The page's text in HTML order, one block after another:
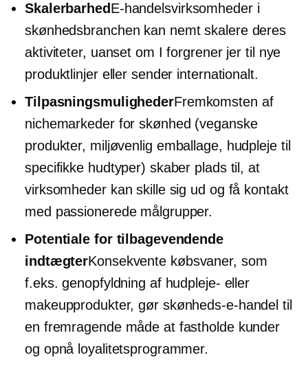
SkalerbarhedE-handelsvirksomheder i
skønhedsbranchen kan nemt skalere deres
aktiviteter, uanset om I forgrener jer til nye
produktlinjer eller sender internationalt.
TilpasningsmulighederFremkomsten af ​​
nichemarkeder for skønhed (veganske
produkter, miljøvenlig emballage, hudpleje til
specifikke hudtyper) skaber plads til, at
virksomheder kan skille sig ud og få kontakt
med passionerede målgrupper.
Potentiale for tilbagevendende
indtægterKonsekvente købsvaner, som
f.eks. genopfyldning af hudpleje- eller
makeupprodukter, gør skønheds-e-handel til
en fremragende måde at fastholde kunder
og opnå loyalitetsprogrammer.